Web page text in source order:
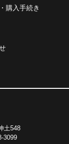
購入手続き
土548
3099